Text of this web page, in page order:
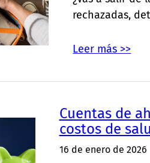
rechazadas,
Leer más >>
Cuentas de
costos de
16 de enero de 2026